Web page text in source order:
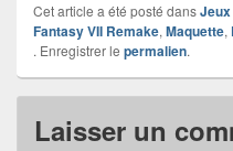
Cet article a été posté dans
Fantasy VII Remake, Maquette,
. Enregistrer le permalien.
Laisser un